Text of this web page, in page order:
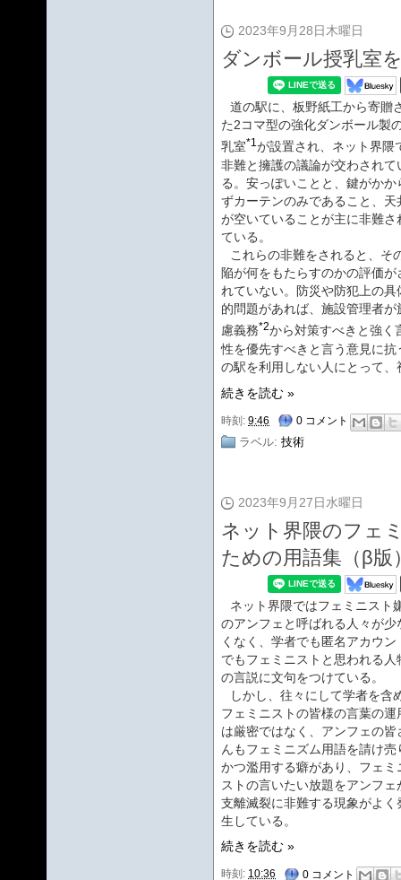
2023年9月28日木曜日
ダンボール授乳室
道の駅に、板野紙工から寄贈
た2コマ型の強化ダンボール製
乳室*1が設置され、ネット界隈
非難と擁護の議論が交わされて
る。安っぽいことと、鍵がかか
ずカーテンのみであること、天
が空いていることが主に非難さ
ている。
これらの非難をされると、そ
陥が何をもたらすのかの評価が
れていない。防災や防犯上の具
的問題があれば、施設管理者
慮義務*2から対策すべきと強く
性を優先すべきと言う意見に
の駅を利用しない人にとって
続きを読む »
時刻: 9:46 0 コメント
ラベル: 技術
2023年9月27日水曜日
ネット界隈のフェ
ための用語集（β版
ネット界隈ではフェミニスト
のアンフェと呼ばれる人々が少
くなく、学者でも匿名アカウン
でもフェミニストと思われる人
の言説に文句をつけている。
しかし、往々にして学者を含
フェミニストの皆様の言葉の運
は厳密ではなく、アンフェの皆
んもフェミニズム用語を請け売
かつ濫用する癖があり、フェミ
ストの言いたい放題をアンフェ
支離滅裂に非難する現象がよく
生している。
続きを読む »
時刻: 10:36 0 コメント